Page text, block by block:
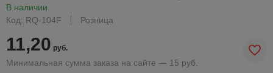
В наличии
Код: RQ-104F
Розница
11,20 руб.
Минимальная сумма заказа на сайте — 15 руб.